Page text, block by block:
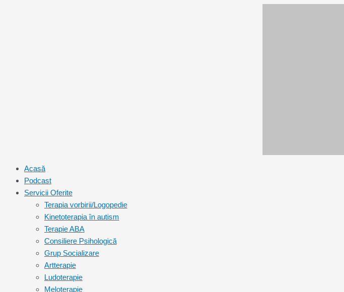
Acasă
Podcast
Servicii Oferite
Terapia vorbirii/Logopedie
Kinetoterapia în autism
Terapie ABA
Consiliere Psihologică
Grup Socializare
Artterapie
Ludoterapie
Meloterapie